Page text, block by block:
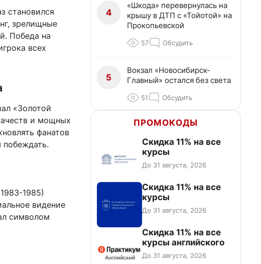
становился
зрелищные
Победа на
всех
«Золотой
и мощных
фанатов
1985)
видение
символом
4
«Шкода» перевернулась на
крышу в ДТП с «Тойотой» на
Прокопьевской
57 Обсудить
5
Вокзал «Новосибирск-
Главный» остался без света
51 Обсудить
ПРОМОКОДЫ
Скидка 11% на все
курсы
До 31 августа, 2026
Скидка 11% на все
курсы
До 31 августа, 2026
Скидка 11% на все
курсы английского
До 31 августа, 2026